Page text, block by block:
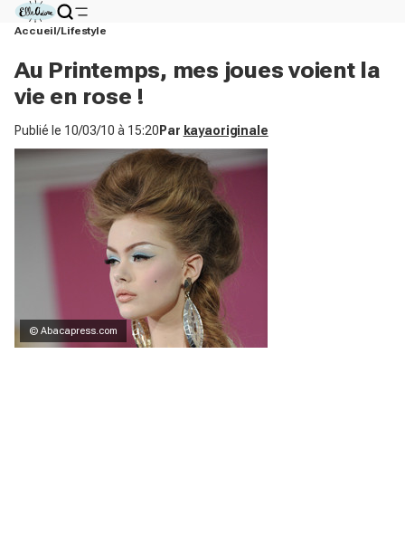
Accueil Lifestyle
Au Printemps, mes joues voient la
vie en rose !
Publié le 10/03/10 à 15:20 Par kayaoriginale
© Abacapress.com